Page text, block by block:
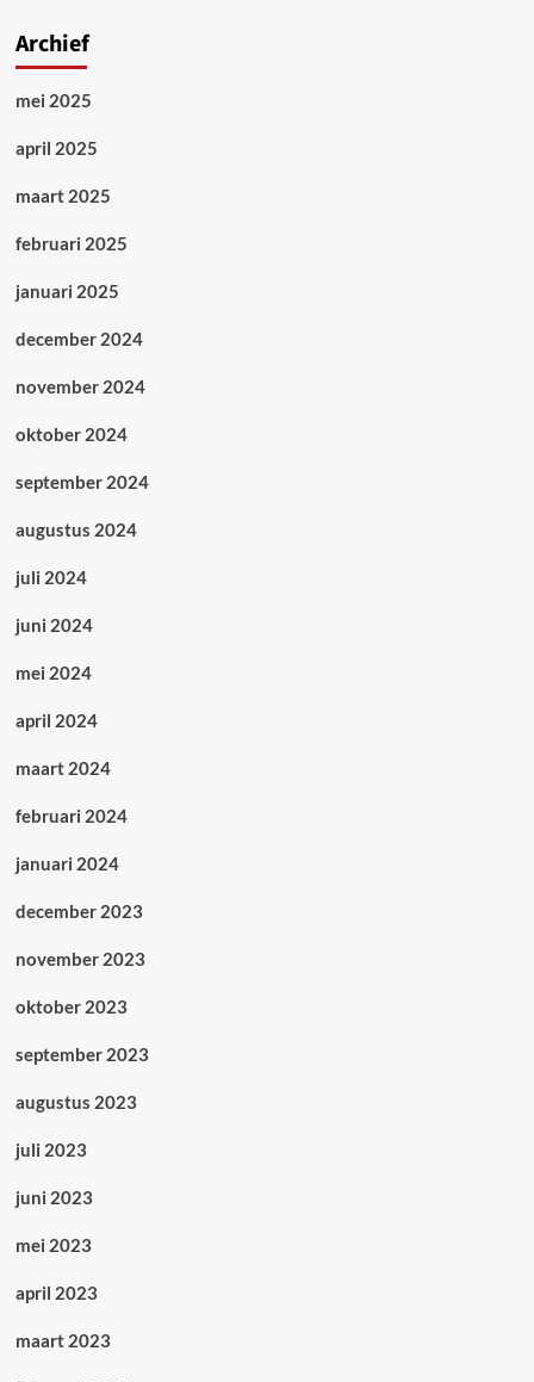
Archief
mei 2025
april 2025
maart 2025
februari 2025
januari 2025
december 2024
november 2024
oktober 2024
september 2024
augustus 2024
juli 2024
juni 2024
mei 2024
april 2024
maart 2024
februari 2024
januari 2024
december 2023
november 2023
oktober 2023
september 2023
augustus 2023
juli 2023
juni 2023
mei 2023
april 2023
maart 2023